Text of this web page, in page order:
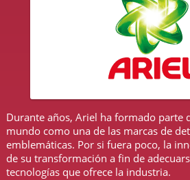
Durante años, Ariel ha formado parte
mundo como una de las marcas de
emblemáticas. Por si fuera poco, la
de su transformación a fin de
tecnologías que ofrece la industria.